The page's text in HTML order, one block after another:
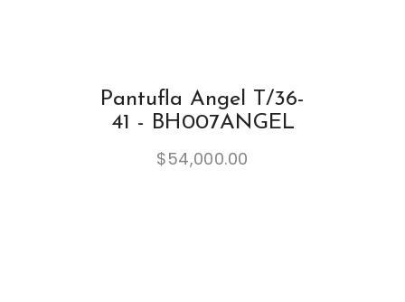
Pantufla Angel T/36-
41 - BH007ANGEL
$54,000.00